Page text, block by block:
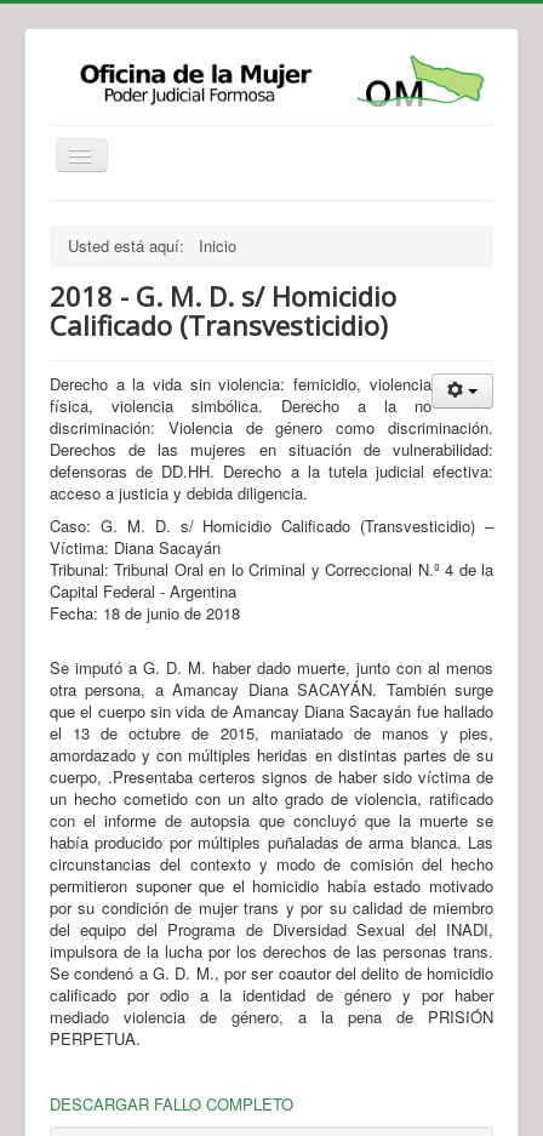
Legislación
Novedades
Recursos y Servicios de Atención
Contacto
Usted está aquí: Inicio
2018 - G. M. D. s/ Homicidio
Calificado (Transvesticidio)
Derecho a la vida sin violencia: femicidio, violencia
física, violencia simbólica. Derecho a la no
discriminación: Violencia de género como discriminación.
Derechos de las mujeres en situación de vulnerabilidad:
defensoras de DD.HH. Derecho a la tutela judicial efectiva:
acceso a justicia y debida diligencia.
Caso: G. M. D. s/ Homicidio Calificado (Transvesticidio) –
Víctima: Diana Sacayán
Tribunal: Tribunal Oral en lo Criminal y Correccional N.º 4 de la
Capital Federal - Argentina
Fecha: 18 de junio de 2018
Se imputó a G. D. M. haber dado muerte, junto con al menos
otra persona, a Amancay Diana SACAYÁN. También surge
que el cuerpo sin vida de Amancay Diana Sacayán fue hallado
el 13 de octubre de 2015, maniatado de manos y pies,
amordazado y con múltiples heridas en distintas partes de su
cuerpo, .Presentaba certeros signos de haber sido víctima de
un hecho cometido con un alto grado de violencia, ratificado
con el informe de autopsia que concluyó que la muerte se
había producido por múltiples puñaladas de arma blanca. Las
circunstancias del contexto y modo de comisión del hecho
permitieron suponer que el homicidio había estado motivado
por su condición de mujer trans y por su calidad de miembro
del equipo del Programa de Diversidad Sexual del INADI,
impulsora de la lucha por los derechos de las personas trans.
Se condenó a G. D. M., por ser coautor del delito de homicidio
calificado por odio a la identidad de género y por haber
mediado violencia de género, a la pena de PRISIÓN
PERPETUA.
DESCARGAR FALLO COMPLETO